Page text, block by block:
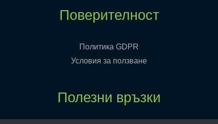
Поверителност
Политика GDPR
Условия за ползване
Полезни връзки